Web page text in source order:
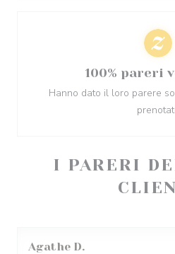
I PARERI
Agathe D
100% pareri
Hanno dato il loro parere